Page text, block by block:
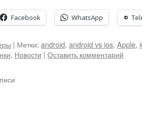
Facebook WhatsApp
| Метки: android, android vs ios, Apple,
, Новости | Оставить комментарий